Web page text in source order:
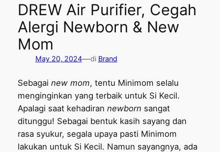
DREW Air Purifier, Cegah
Alergi Newborn & New
Mom
May 20, 2024—di Brand
Sebagai new mom, tentu Minimom selalu
menginginkan yang terbaik untuk Si Kecil.
Apalagi saat kehadiran newborn sangat
ditunggu! Sebagai bentuk kasih sayang dan
rasa syukur, segala upaya pasti Minimom
lakukan untuk Si Kecil. Namun sayangnya, ada